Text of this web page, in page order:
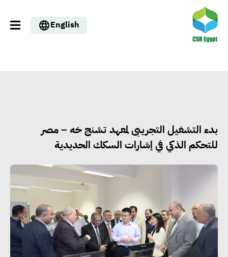
English
︎بدء التشغيل التجريبى لمعهد تشنج خه – مصر
للتحكم الذكي في إشارات السكك الحديدية